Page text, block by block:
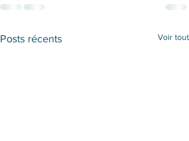
Posts récents Voir tout